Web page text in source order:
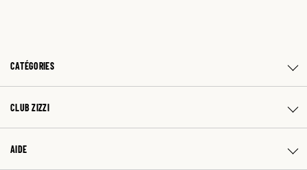
CATÉGORIES
CLUB ZIZZI
AIDE